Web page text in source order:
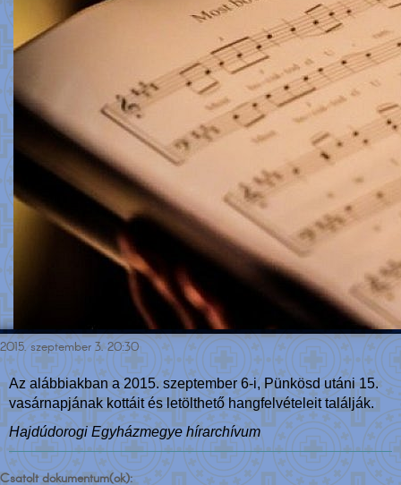
2015. szeptember 3. 20:30
Az alábbiakban a 2015. szeptember 6-i, Pünkösd utáni 15.
vasárnapjának kottáit és letölthető hangfelvételeit találják.
Hajdúdorogi Egyházmegye hírarchívum
Csatolt dokumentum(ok):